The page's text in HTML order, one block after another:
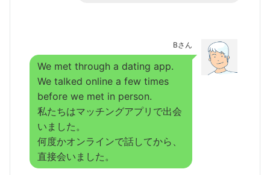
Bさん
We met through a dating app.
We talked online a few times
before we met in person.
私たちはマッチングアプリで出会
いました。
何度かオンラインで話してから、
直接会いました。